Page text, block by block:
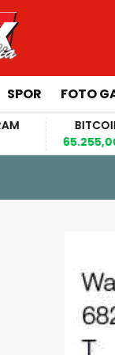
SPOR FOTO
BITCOIN
65.255,00